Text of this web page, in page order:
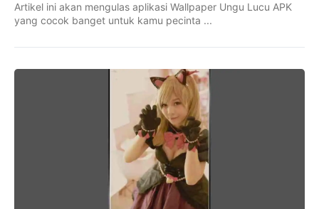
Artikel ini akan mengulas aplikasi Wallpaper Ungu Lucu APK
yang cocok banget untuk kamu pecinta ...